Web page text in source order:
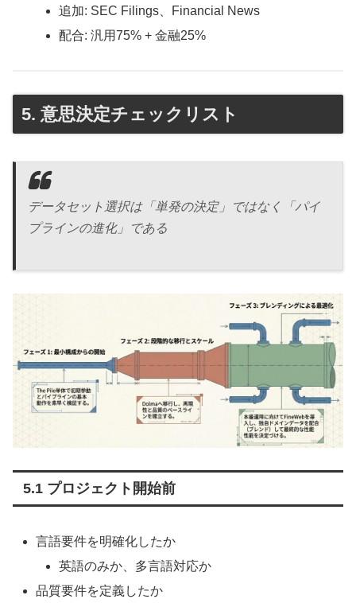
追加: SEC Filings、Financial News
配合: 汎用75% + 金融25%
5. 意思決定チェックリスト
データセット選択は「単発の決定」ではなく「パイ
プラインの進化」である
5.1 プロジェクト開始前
言語要件を明確化したか
英語のみか、多言語対応か
品質要件を定義したか